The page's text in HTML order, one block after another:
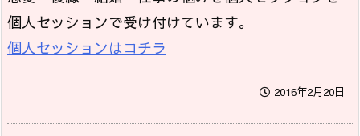
個人セッションで受け付けています。
個人セッションはコチラ
2016年2月20日